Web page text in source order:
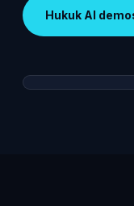
Hukuk AI